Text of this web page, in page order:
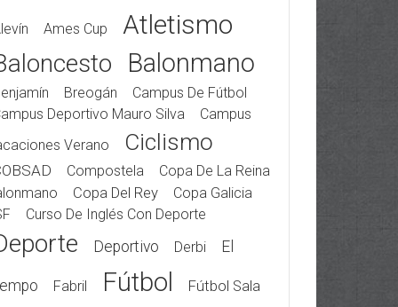
Ames Cup Atletismo
Balonmano
Breogán
Campus De Fútbol
Deportivo Mauro Silva
Campus
Verano
Ciclismo
Compostela
Copa De La Reina
Copa Del Rey
Copa Galicia
Curso De Inglés Con Deporte
Deportivo Derbi El
Fabril Fútbol Fútbol Sala